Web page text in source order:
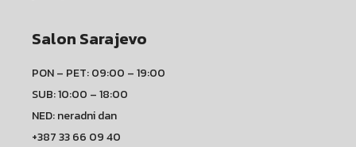
Salon Sarajevo
PON – PET: 09:00 – 19:00
SUB: 10:00 – 18:00
NED: neradni dan
+387 33 66 09 40